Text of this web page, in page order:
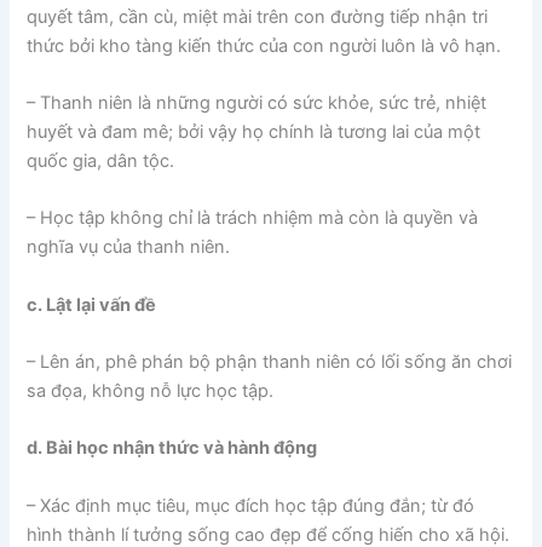
quyết tâm, cần cù, miệt mài trên con đường tiếp nhận tri
thức bởi kho tàng kiến thức của con người luôn là vô hạn.
– Thanh niên là những người có sức khỏe, sức trẻ, nhiệt
huyết và đam mê; bởi vậy họ chính là tương lai của một
quốc gia, dân tộc.
– Học tập không chỉ là trách nhiệm mà còn là quyền và
nghĩa vụ của thanh niên.
c. Lật lại vấn đề
– Lên án, phê phán bộ phận thanh niên có lối sống ăn chơi
sa đọa, không nỗ lực học tập.
d. Bài học nhận thức và hành động
– Xác định mục tiêu, mục đích học tập đúng đắn; từ đó
hình thành lí tưởng sống cao đẹp để cống hiến cho xã hội.